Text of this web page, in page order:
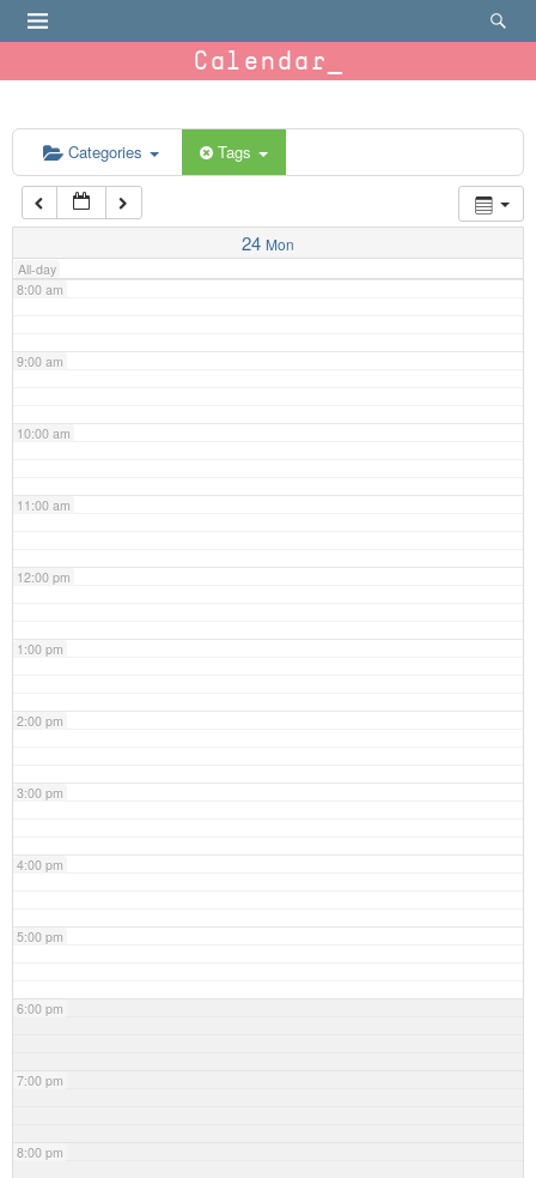
Calendar
Categories Tags
24 Mon
All-day
6:00 am
7:00 am
8:00 am
9:00 am
10:00 am
11:00 am
12:00 pm
1:00 pm
2:00 pm
3:00 pm
4:00 pm
5:00 pm
6:00 pm
7:00 pm
8:00 pm